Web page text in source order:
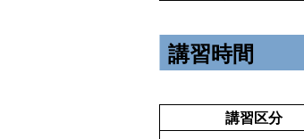
講習時間
講習区分